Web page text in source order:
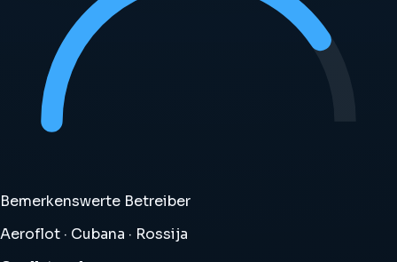
Bemerkenswerte Betreiber
Aeroflot · Cubana · Rossija